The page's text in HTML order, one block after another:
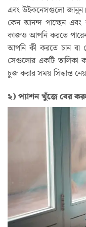
এবং উইকনেসগুলো
কেন আনন্দ পাচ্ছেন
কাজও আপনি করতে
আপনি কী করতে চান বা
সেগুলোর একটি তালিকা
চুজ করার সময় সিদ্ধান্ত
২) প্যাশন খুঁজে বের